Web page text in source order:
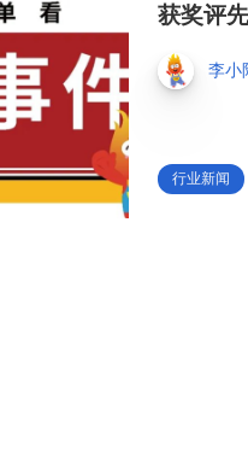
获奖评
李小
行业新闻